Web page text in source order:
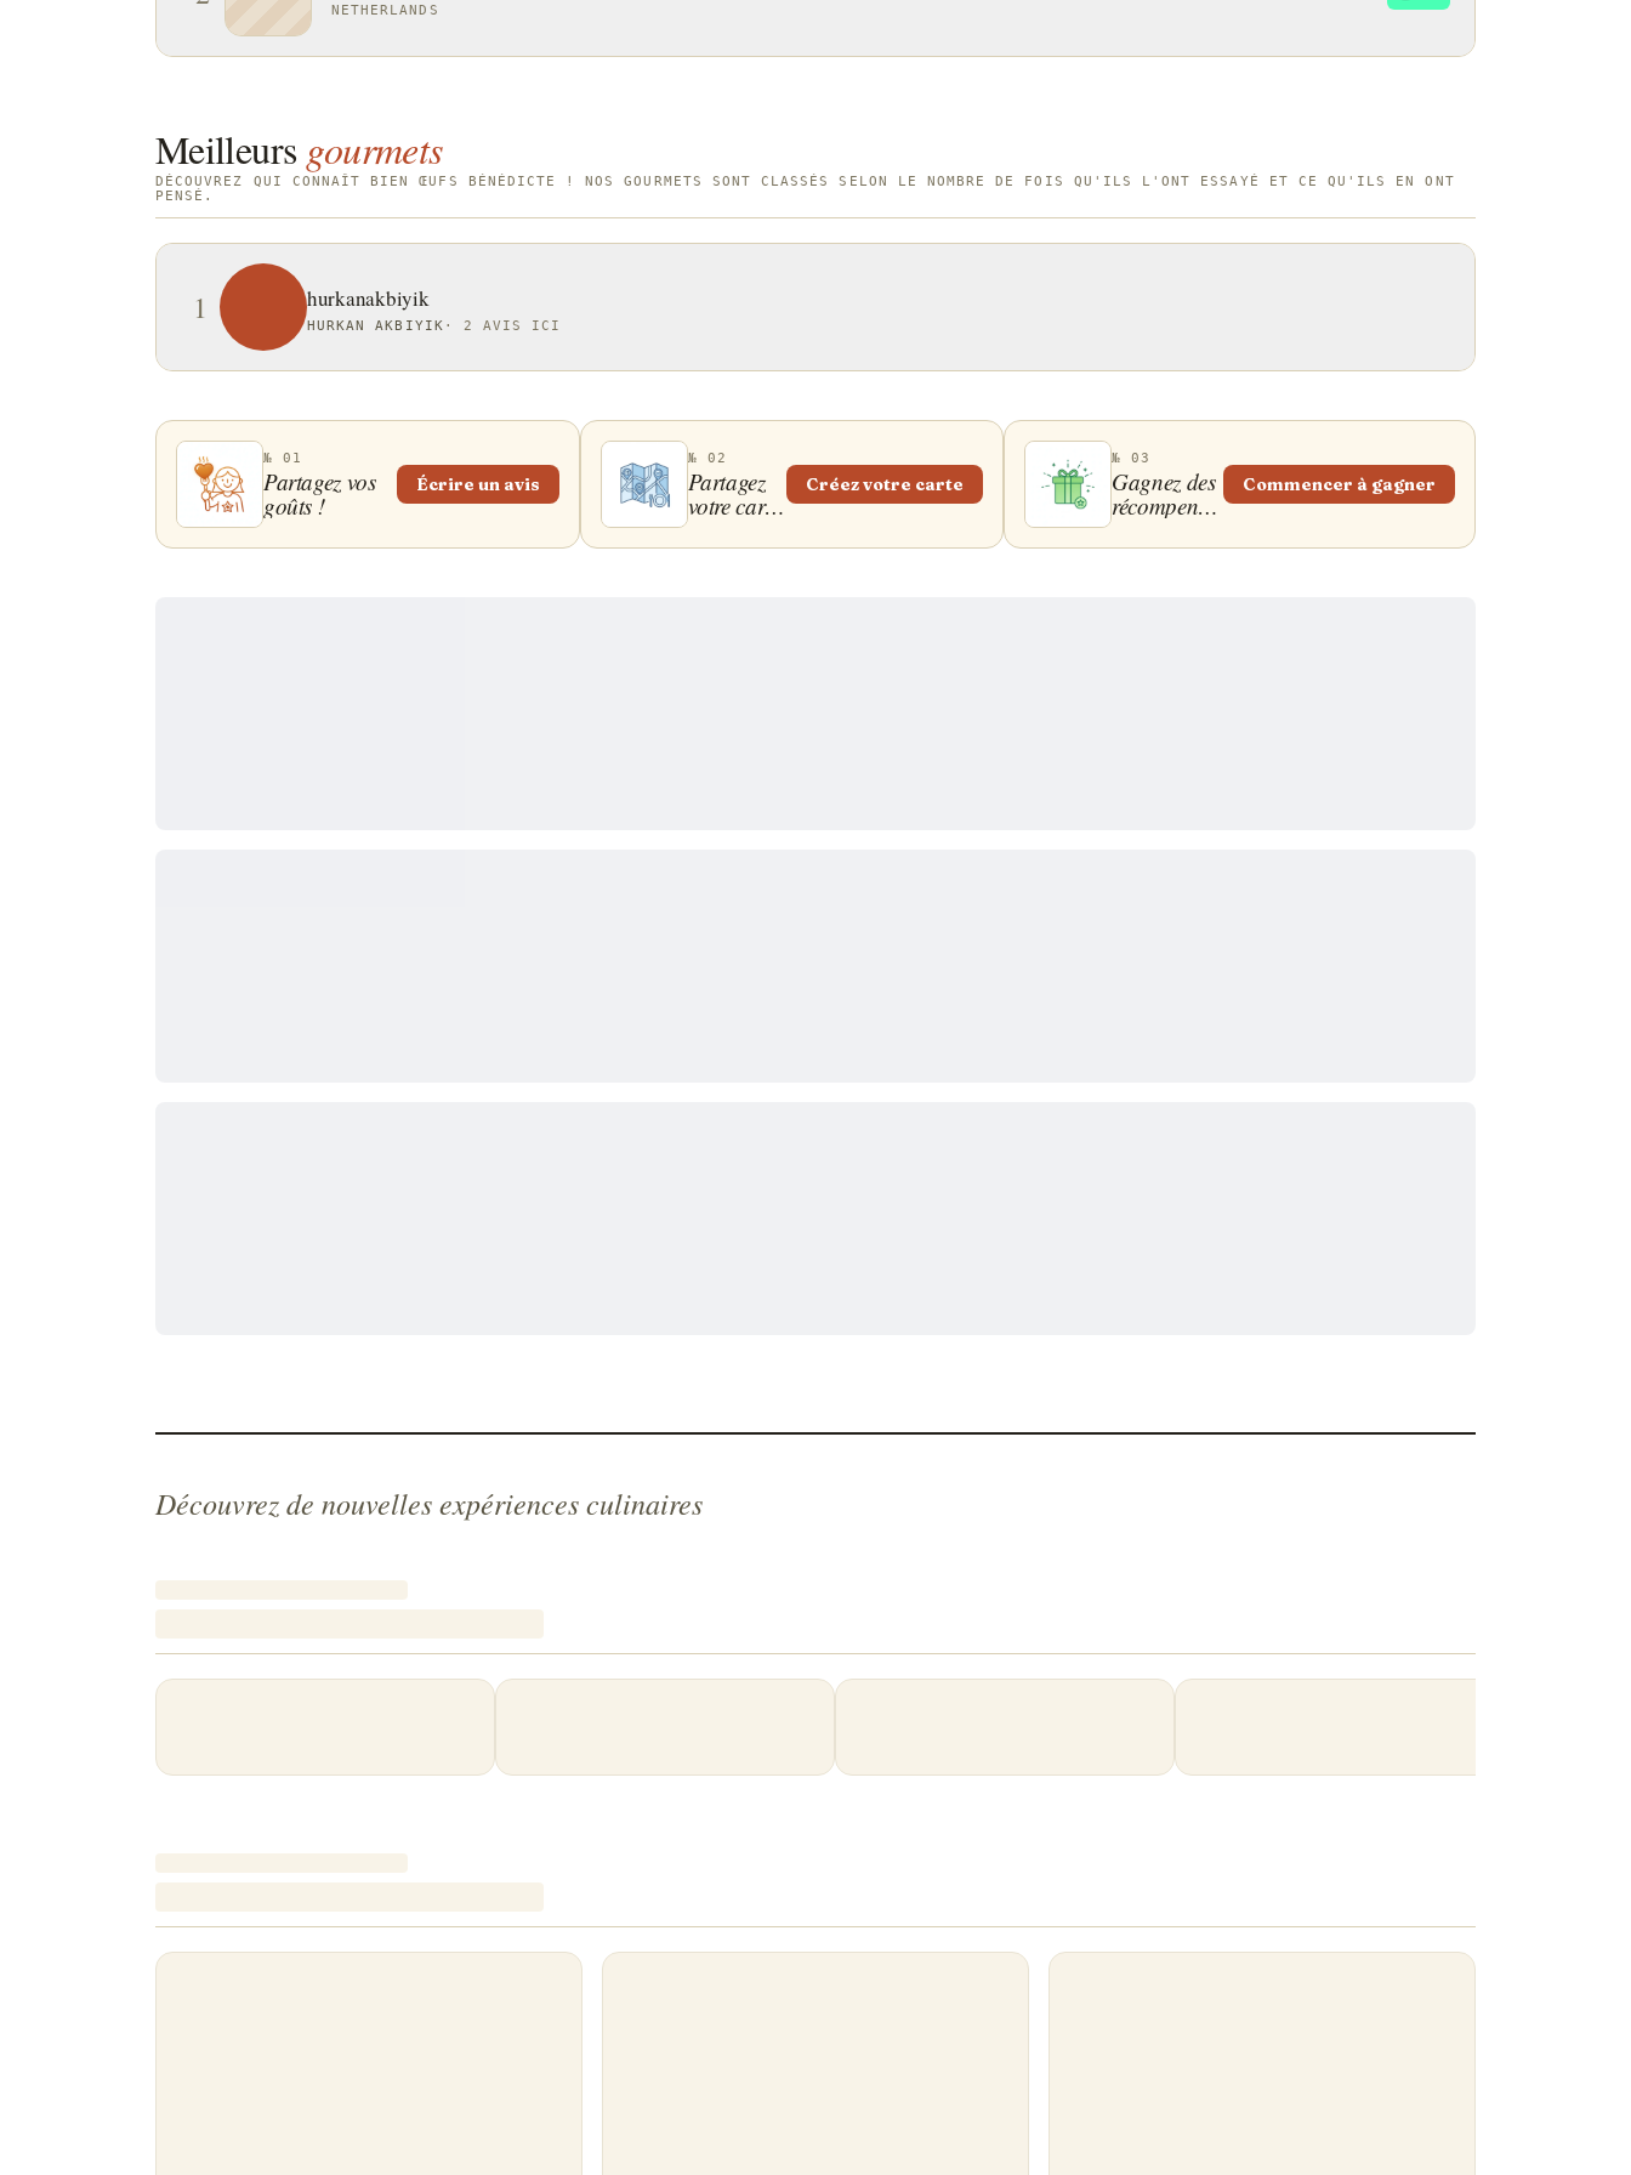
NETHERLANDS
Meilleurs gourmets
DÉCOUVREZ QUI CONNAÎT BIEN ŒUFS BÉNÉDICTE ! NOS GOURMETS SONT CLASSÉS SELON LE NOMBRE DE FOIS QU'ILS L'ONT ESSAYÉ ET CE QU'ILS EN ONT
PENSÉ.
1 hurkanakbiyik
HURKAN AKBIYIK · 2 AVIS ICI
№ 01
Partagez vos
goûts !
Écrire un avis
№ 02
Partagez
votre carte
!
Créez votre carte
№ 03
Gagnez des
récompenses
Commencer à gagner
Découvrez de nouvelles expériences culinaires